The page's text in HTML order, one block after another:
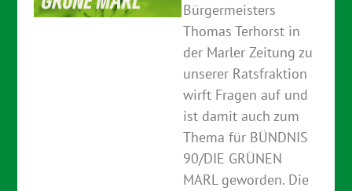
Bürgermeisters
Thomas Terhorst in
der Marler Zeitung zu
unserer Ratsfraktion
wirft Fragen auf und
ist damit auch zum
Thema für BÜNDNIS
90/DIE GRÜNEN
MARL geworden. Die